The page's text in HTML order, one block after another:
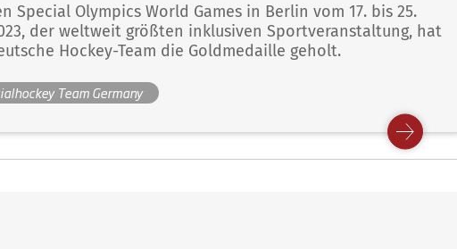
Special Olympics World Games in Berlin vom 17. bis 25.
der weltweit größten inklusiven Sportveranstaltung, hat
Hockey-Team die Goldmedaille geholt.
Team Germany